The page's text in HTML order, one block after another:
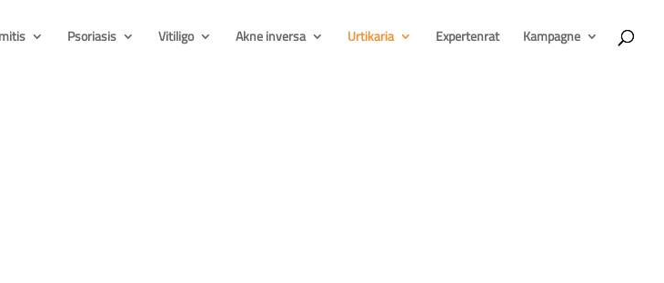
Psoriasis Vitiligo Akne inversa Urtikaria Expertenrat Kampagne